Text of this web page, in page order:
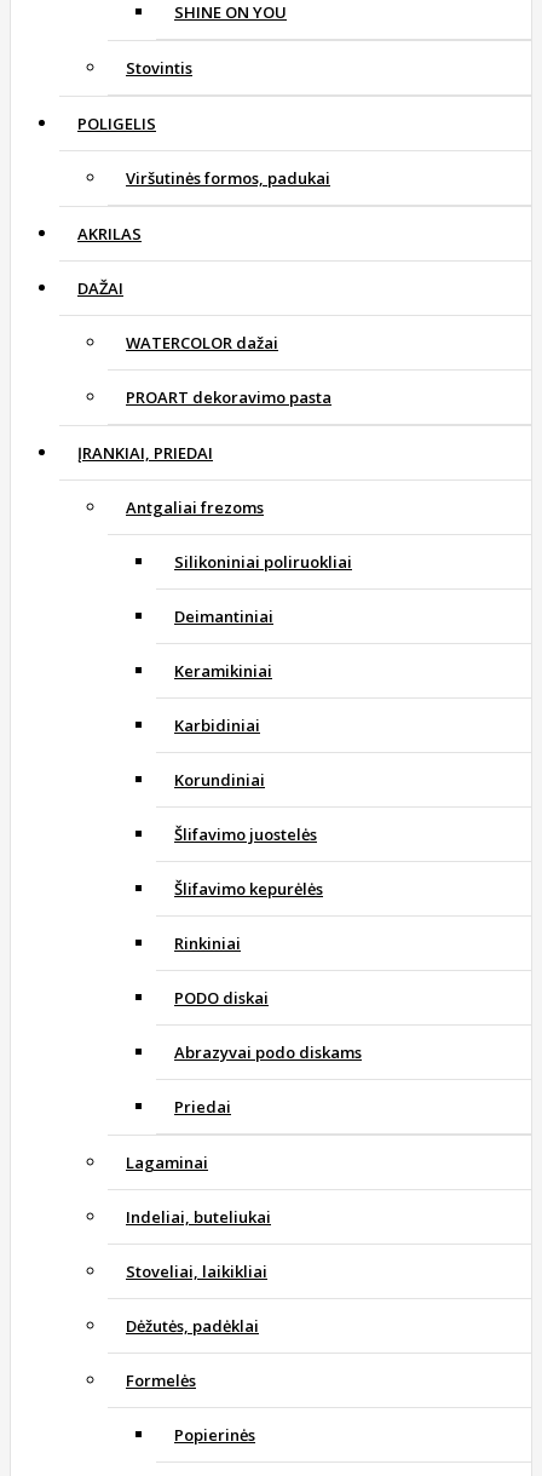
SHINE ON YOU
Stovintis
POLIGELIS
Viršutinės formos, padukai
AKRILAS
DAŽAI
WATERCOLOR dažai
PROART dekoravimo pasta
ĮRANKIAI, PRIEDAI
Antgaliai frezoms
Silikoniniai poliruokliai
Deimantiniai
Keramikiniai
Karbidiniai
Korundiniai
Šlifavimo juostelės
Šlifavimo kepurėlės
Rinkiniai
PODO diskai
Abrazyvai podo diskams
Priedai
Lagaminai
Indeliai, buteliukai
Stoveliai, laikikliai
Dėžutės, padėklai
Formelės
Popierinės